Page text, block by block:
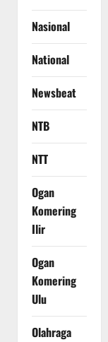
Nasional
National
Newsbeat
NTB
NTT
Ogan
Komering
Ilir
Ogan
Komering
Ulu
Olahraga